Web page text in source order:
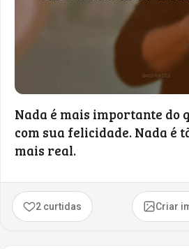
Nada é mais importante do
com sua felicidade. Nada é
mais real.
2 curtidas Criar